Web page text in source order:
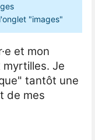
"images"
et mon
Je
tantôt une
de mes